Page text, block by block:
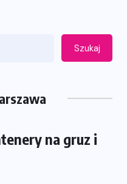
Szukaj
na gruz i